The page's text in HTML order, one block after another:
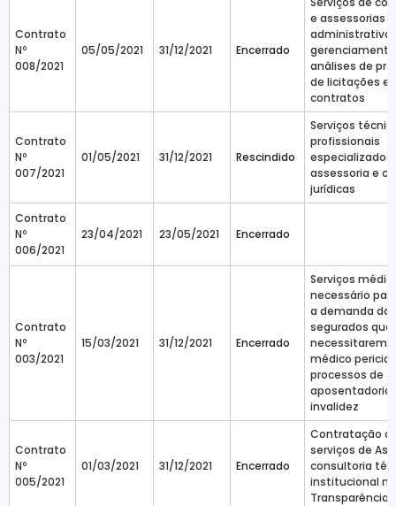
Contrato
Nº
008/2021
05/05/2021 31/12/2021 Encerrado
e assessorias
análises de
de licitações e
contratos
Contrato
Nº
007/2021
01/05/2021 31/12/2021 Rescindido
Serviços
profissionais
especializados
assessoria e
jurídicas
Contrato
Nº
006/2021
23/04/2021 23/05/2021 Encerrado
Contrato
Nº
003/2021
15/03/2021 31/12/2021 Encerrado
Serviços
necessário
a demanda dos
segurados que
necessitarem
médico pericial
processos de
aposentadoria
invalidez
Contrato
Nº
005/2021
01/03/2021 31/12/2021 Encerrado
Contratação
serviços de
consultoria
institucional
Transparência